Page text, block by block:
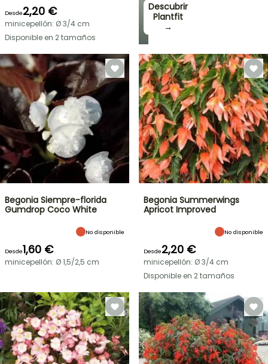
Descubrir
Plantfit
→
Desde2,20 €
minicepellón: Ø 3/4 cm
Disponible en 2 tamaños
Begonia Siempre-florida
Gumdrop Coco White
No disponible
Desde1,60 €
minicepellón: Ø 1,5/2,5 cm
Begonia Summerwings
Apricot Improved
No disponible
Desde2,20 €
minicepellón: Ø 3/4 cm
Disponible en 2 tamaños